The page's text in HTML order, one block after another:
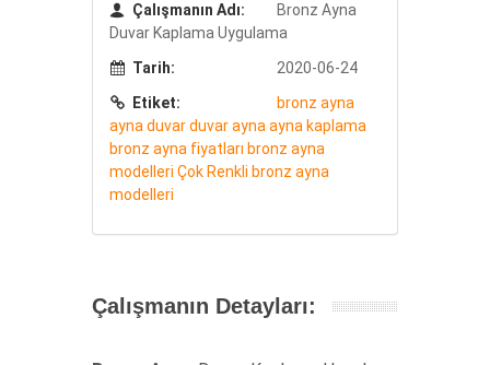
Çalışmanın Adı:
Bronz Ayna
Duvar Kaplama Uygulama
Tarih:
2020-06-24
Etiket:
bronz ayna
ayna duvarduvar ayna ayna kaplama
bronz ayna fiyatları bronz ayna
modelleri Çok Renkli bronz ayna
modelleri
Çalışmanın Detayları: